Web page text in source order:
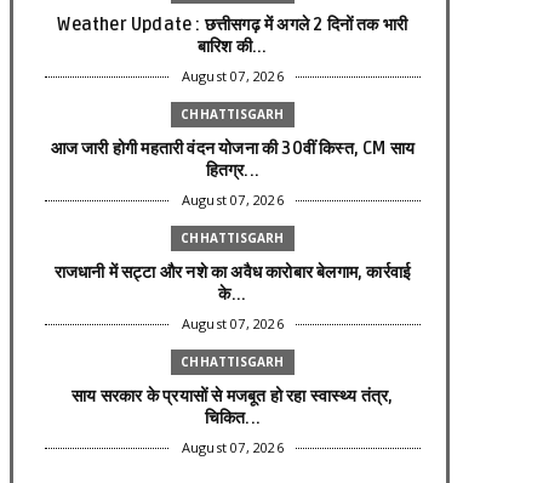
Weather Update : छत्तीसगढ़ में अगले 2 दिनों तक भारी
बारिश की...
August 07, 2026
CHHATTISGARH
आज जारी होगी महतारी वंदन योजना की 30वीं किस्त, CM साय
हितग्र...
August 07, 2026
CHHATTISGARH
राजधानी में सट्टा और नशे का अवैध कारोबार बेलगाम, कार्रवाई
के...
August 07, 2026
CHHATTISGARH
साय सरकार के प्रयासों से मजबूत हो रहा स्वास्थ्य तंत्र,
चिकित...
August 07, 2026